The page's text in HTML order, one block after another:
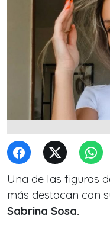
Una de las figuras
más destacan con
Sabrina Sosa.